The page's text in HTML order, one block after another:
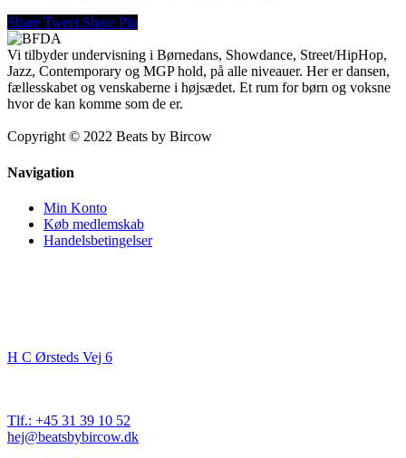
til
4.000,00kr.
/
Share Tweet Share Pin
Vi tilbyder undervisning i Børnedans, Showdance, Street/HipHop,
Jazz, Contemporary og MGP hold, på alle niveauer. Her er dansen,
fællesskabet og venskaberne i højsædet. Et rum for børn og voksne
hvor de kan komme som de er.
Copyright © 2022 Beats by Bircow
Navigation
Min Konto
Køb medlemskab
Handelsbetingelser
H C Ørsteds Vej 6
Tlf.: +45 31 39 10 52
hej@beatsbybircow.dk